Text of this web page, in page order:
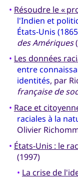
• Résoudre le «
l'Indien et
États-Unis
des Amériques
• Les données
entre
identités, par
française de
• Race et
raciales à la
Olivier
• États-Unis : le
(1997)
• La crise de